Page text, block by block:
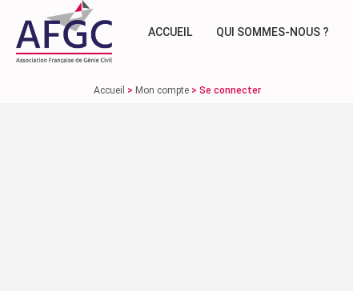
ACCUEIL QUI SOMMES-NOUS ?
Accueil > Mon compte > Se connecter